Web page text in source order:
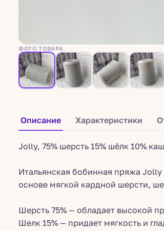
ФОТО ТОВАРА
Описание Характеристики
Jolly, 75% шерсть 15% шёлк 10%
Итальянская бобинная пряжа
основе мягкой кардной шерсти,
Шерсть 75% — обладает высокой
Шелк 15% — придает мягкость и